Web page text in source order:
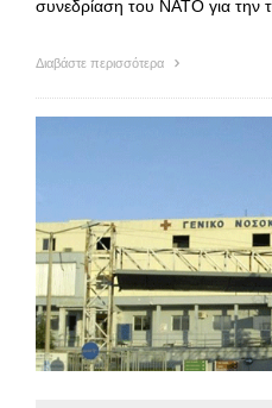
συνεδρίαση του ΝΑΤΟ για την
Διαβάστε περισσότερα